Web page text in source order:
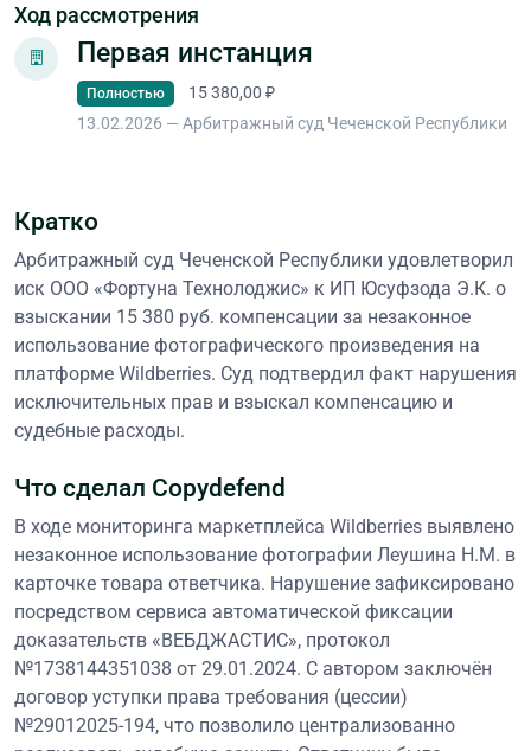
Ход рассмотрения
Первая инстанция
Полностью
15 380,00 ₽
13.02.2026 — Арбитражный суд Чеченской Республики
Кратко
Арбитражный суд Чеченской Республики удовлетворил
иск ООО «Фортуна Технолоджис» к ИП Юсуфзода Э.К. о
взыскании 15 380 руб. компенсации за незаконное
использование фотографического произведения на
платформе Wildberries. Суд подтвердил факт нарушения
исключительных прав и взыскал компенсацию и
судебные расходы.
Что сделал Copydefend
В ходе мониторинга маркетплейса Wildberries выявлено
незаконное использование фотографии Леушина Н.М. в
карточке товара ответчика. Нарушение зафиксировано
посредством сервиса автоматической фиксации
доказательств «ВЕБДЖАСТИС», протокол
№1738144351038 от 29.01.2024. С автором заключён
договор уступки права требования (цессии)
№29012025-194, что позволило централизованно